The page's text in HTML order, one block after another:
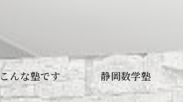
こんな塾です 静岡数学塾